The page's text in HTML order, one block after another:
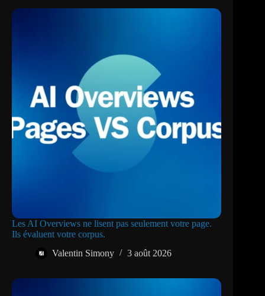
Les AI Overviews ne lisent pas seulement votre page.
Ils évaluent votre corpus.
Valentin Simony
3 août 2026